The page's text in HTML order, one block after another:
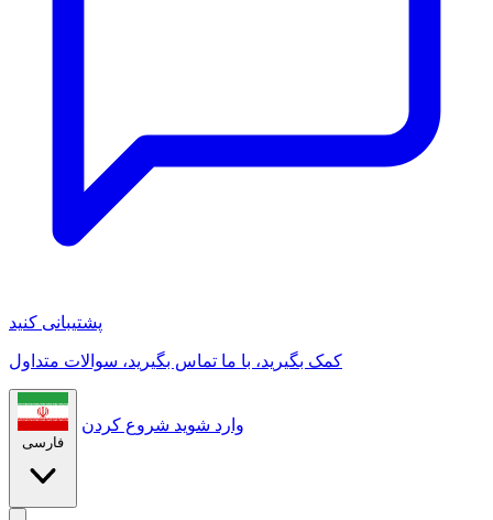
پشتیبانی کنید
کمک بگیرید، با ما تماس بگیرید، سوالات متداول
فارسی
وارد شوید شروع کردن